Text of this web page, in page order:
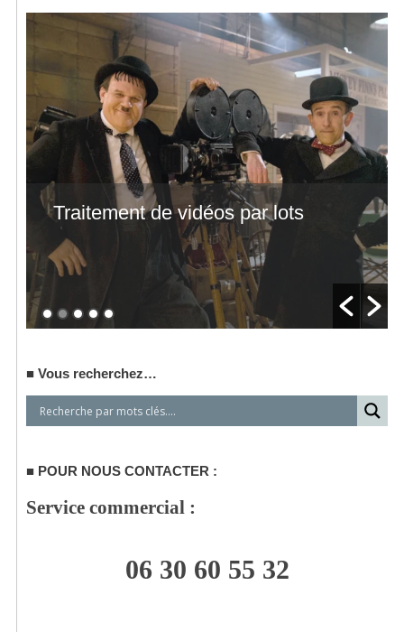
Traitement de vidéos par lots
Vous recherchez…
POUR NOUS CONTACTER :
Service commercial :
06 30 60 55 32